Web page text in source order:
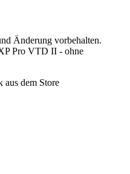
Änderung vorbehalten.
Pro VTD II - ohne
aus dem Store